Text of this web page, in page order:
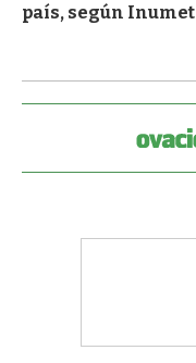
país, según Inumet